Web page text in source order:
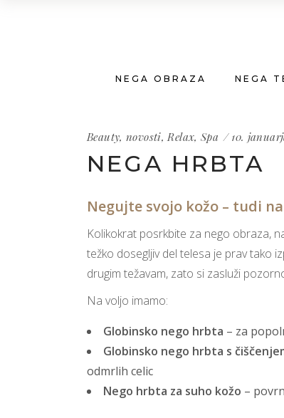
NEGA OBRAZA NEGA
Beauty, novosti,Relax, Spa 10.
NEGA HRBTA
Negujte svojo kožo – tudi
Kolikokrat posrkbite za nego obraza,
težko dosegljiv del telesa je prav tako
drugim težavam, zato si zasluži
Na voljo imamo:
Globinsko nego hrbta – za
Globinsko nego hrbta s
odmrlih celic
Nego hrbta za suho kožo –